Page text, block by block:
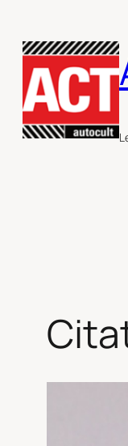
au
contenu